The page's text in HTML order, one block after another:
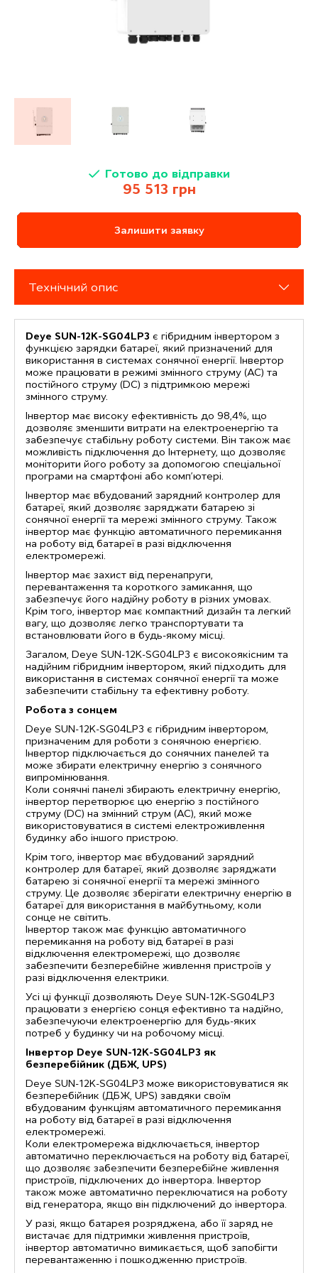
Готово до відправки
95 513 грн
Залишити заявку
Технічний опис
Deye SUN-12K-SG04LP3 є гібридним інвертором з
функцією зарядки батареї, який призначений для
використання в системах сонячної енергії. Інвертор
може працювати в режимі змінного струму (AC) та
постійного струму (DC) з підтримкою мережі
змінного струму.
Інвертор має високу ефективність до 98,4%, що
дозволяє зменшити витрати на електроенергію та
забезпечує стабільну роботу системи. Він також має
можливість підключення до Інтернету, що дозволяє
моніторити його роботу за допомогою спеціальної
програми на смартфоні або комп’ютері.
Інвертор має вбудований зарядний контролер для
батареї, який дозволяє заряджати батарею зі
сонячної енергії та мережі змінного струму. Також
інвертор має функцію автоматичного перемикання
на роботу від батареї в разі відключення
електромережі.
Інвертор має захист від перенапруги,
перевантаження та короткого замикання, що
забезпечує його надійну роботу в різних умовах.
Крім того, інвертор має компактний дизайн та легкий
вагу, що дозволяє легко транспортувати та
встановлювати його в будь-якому місці.
Загалом, Deye SUN-12K-SG04LP3 є високоякісним та
надійним гібридним інвертором, який підходить для
використання в системах сонячної енергії та може
забезпечити стабільну та ефективну роботу.
Робота з сонцем
Deye SUN-12K-SG04LP3 є гібридним інвертором,
призначеним для роботи з сонячною енергією.
Інвертор підключається до сонячних панелей та
може збирати електричну енергію з сонячного
випромінювання.
Коли сонячні панелі збирають електричну енергію,
інвертор перетворює цю енергію з постійного
струму (DC) на змінний струм (AC), який може
використовуватися в системі електроживлення
будинку або іншого пристрою.
Крім того, інвертор має вбудований зарядний
контролер для батареї, який дозволяє заряджати
батарею зі сонячної енергії та мережі змінного
струму. Це дозволяє зберігати електричну енергію в
батареї для використання в майбутньому, коли
сонце не світить.
Інвертор також має функцію автоматичного
перемикання на роботу від батареї в разі
відключення електромережі, що дозволяє
забезпечити безперебійне живлення пристроїв у
разі відключення електрики.
Усі ці функції дозволяють Deye SUN-12K-SG04LP3
працювати з енергією сонця ефективно та надійно,
забезпечуючи електроенергію для будь-яких
потреб у будинку чи на робочому місці.
Інвертор Deye SUN-12K-SG04LP3 як
безперебійник (ДБЖ, UPS)
Deye SUN-12K-SG04LP3 може використовуватися як
безперебійник (ДБЖ, UPS) завдяки своїм
вбудованим функціям автоматичного перемикання
на роботу від батареї в разі відключення
електромережі.
Коли електромережа відключається, інвертор
автоматично переключається на роботу від батареї,
що дозволяє забезпечити безперебійне живлення
пристроїв, підключених до інвертора. Інвертор
також може автоматично переключатися на роботу
від генератора, якщо він підключений до інвертора.
У разі, якщо батарея розряджена, або її заряд не
вистачає для підтримки живлення пристроїв,
інвертор автоматично вимикається, щоб запобігти
перевантаженню і пошкодженню пристроїв.